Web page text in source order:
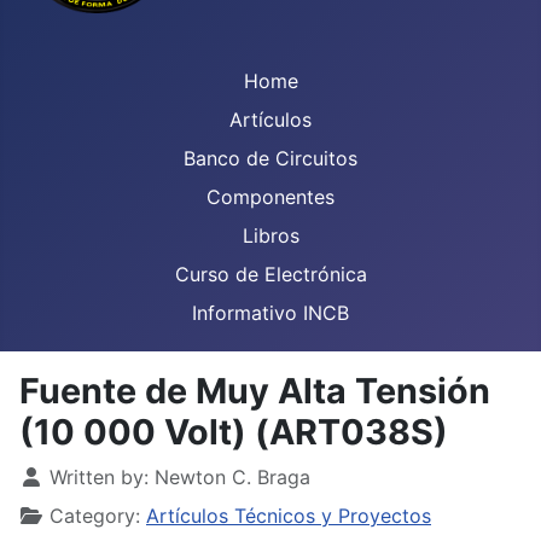
Home
Artículos
Banco de Circuitos
Componentes
Libros
Curso de Electrónica
Informativo INCB
Fuente de Muy Alta Tensión
(10 000 Volt) (ART038S)
Details
Written by: Newton C. Braga
Category: Artículos Técnicos y Proyectos